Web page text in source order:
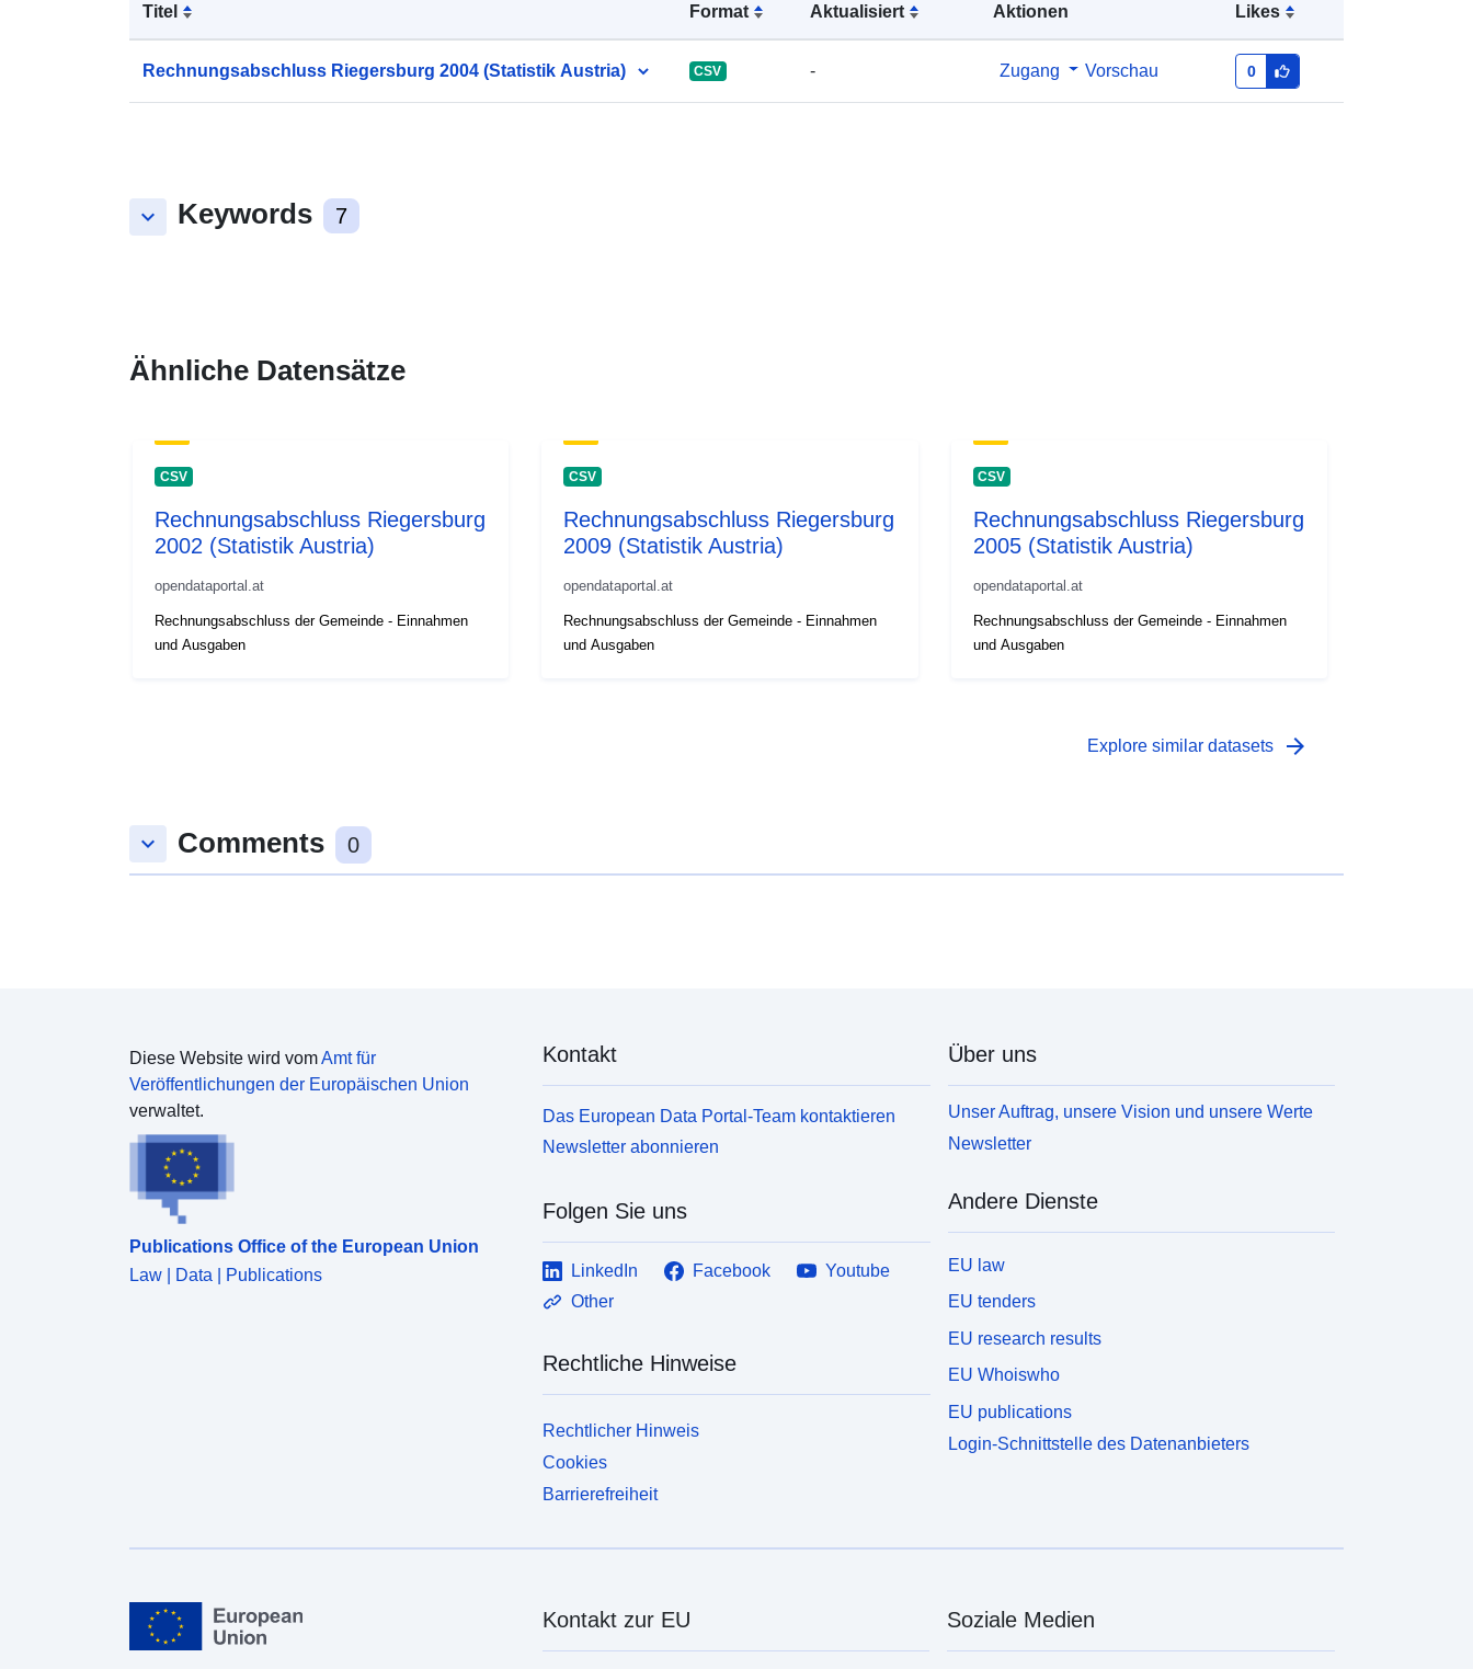
Titel Format Aktualisiert Aktionen Likes
Rechnungsabschluss Riegersburg 2004 (Statistik Austria) CSV - Zugang Vorschau 0
keyboard_arrow_down Keywords 7
Ähnliche Datensätze
CSV
Rechnungsabschluss Riegersburg
2002 (Statistik Austria)
opendataportal.at
Rechnungsabschluss der Gemeinde - Einnahmen
und Ausgaben
CSV
Rechnungsabschluss Riegersburg
2009 (Statistik Austria)
opendataportal.at
Rechnungsabschluss der Gemeinde - Einnahmen
und Ausgaben
CSV
Rechnungsabschluss Riegersburg
2005 (Statistik Austria)
opendataportal.at
Rechnungsabschluss der Gemeinde - Einnahmen
und Ausgaben
Explore similar datasets arrow_forward
keyboard_arrow_down Comments 0
Diese Website wird vomAmt für
Veröffentlichungen der Europäischen Union
verwaltet.
Publications Office of the European Union
Law | Data | Publications
Kontakt
Das European Data Portal-Team kontaktieren
Newsletter abonnieren
Folgen Sie uns
LinkedIn Facebook
Youtube
Other
Rechtliche Hinweise
Rechtlicher Hinweis
Cookies
Barrierefreiheit
Über uns
Unser Auftrag, unsere Vision und unsere Werte
Newsletter
Andere Dienste
EU law
EU tenders
EU research results
EU Whoiswho
EU publications
Login-Schnittstelle des Datenanbieters
Kontakt zur EU Soziale Medien